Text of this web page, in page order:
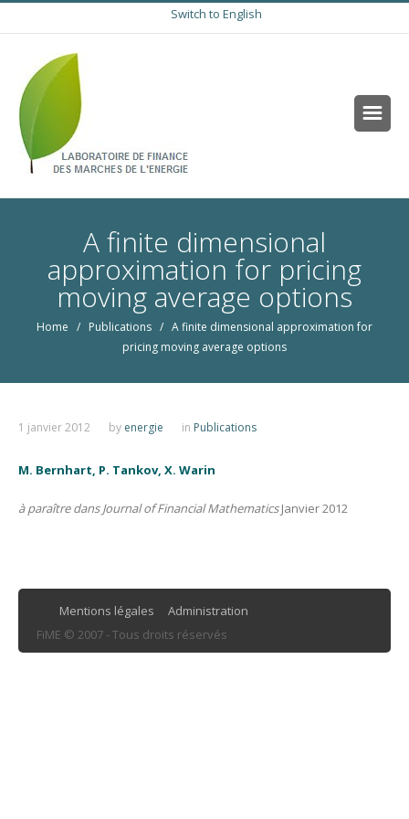
Switch to English
A finite dimensional
approximation for pricing
moving average options
Home / Publications / A finite dimensional approximation for
pricing moving average options
1 janvier 2012 by energie in Publications
M. Bernhart, P. Tankov, X. Warin
à paraître dans Journal of Financial MathematicsJanvier 2012
Mentions légales
Administration
FiME © 2007 - Tous droits réservés